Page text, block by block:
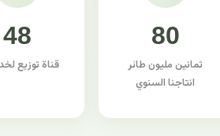
80
ثمانين مليون طائر
انتاجنا السنوي
48
قناة توزيع